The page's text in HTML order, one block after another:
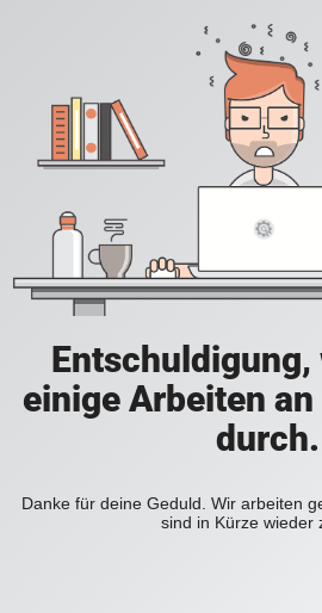
einige Arbeiten
durch.
Danke für deine Geduld. Wir arbeiten
sind in Kürze wieder